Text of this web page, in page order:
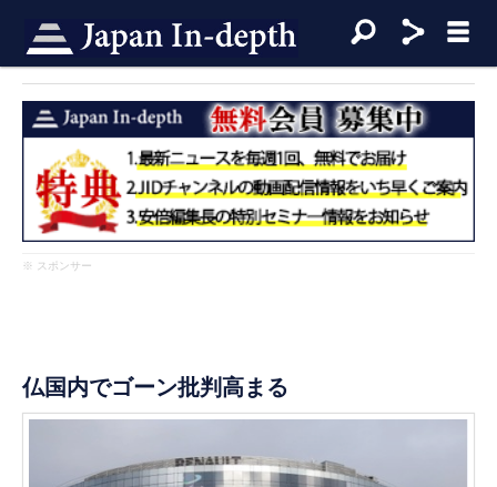
※ スポンサー
仏国内でゴーン批判高まる